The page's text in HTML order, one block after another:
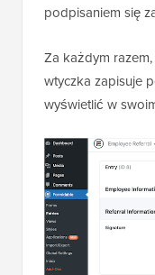
podpisaniem się
Za każdym
wtyczka zapisuje
wyświetlić w